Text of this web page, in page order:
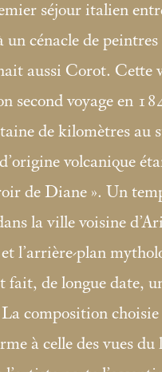
séjour italien
un cénacle de
aussi Corot. Cette
second voyage en
de kilomètres au
volcanique
de Diane ». Un
la ville voisine
l’arrière-plan
fait, de longue date,
composition
à celle des vues du